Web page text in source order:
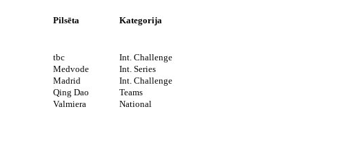
Pilsēta Kategorija
tbc
Int. Challenge
Medvode
Int. Series
Madrid
Int. Challenge
Qing Dao
Teams
Valmiera National